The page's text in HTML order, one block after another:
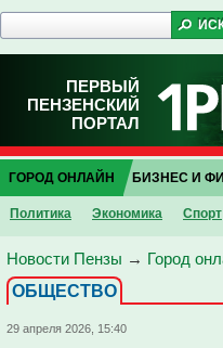
ПЕРВЫЙ
ПЕНЗЕНСКИЙ
ПОРТАЛ
ГОРОД ОНЛАЙН
Политика Экономика Спорт
БИЗНЕС И
Новости Пензы → Город
ОБЩЕСТВО
29 апреля 2026, 15:40